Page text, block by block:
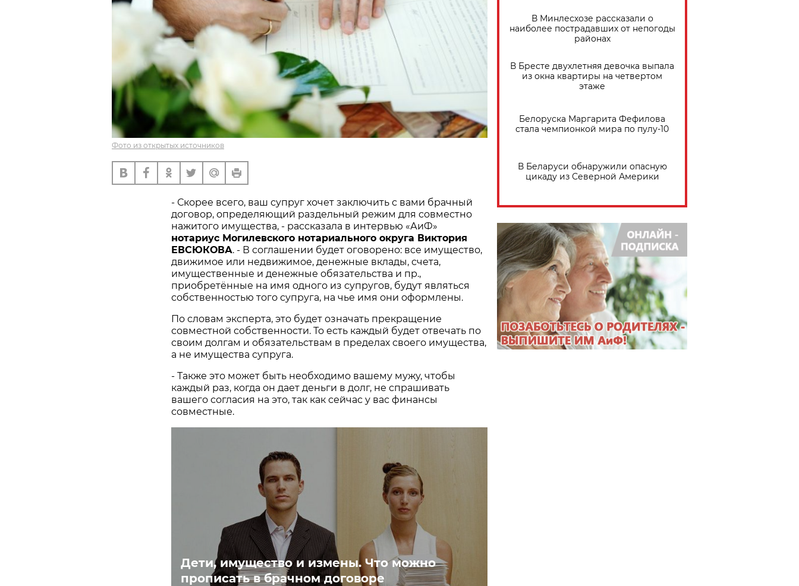
Фото из открытых источников
- Скорее всего, ваш супруг хочет заключить с вами брачный
договор, определяющий раздельный режим для совместно
нажитого имущества, - рассказала в интервью «АиФ»
нотариус Могилевского нотариального округа Виктория
ЕВСЮКОВА. - В соглашении будет оговорено: все имущество,
движимое или недвижимое, денежные вклады, счета,
имущественные и денежные обязательства и пр.,
приобретённые на имя одного из супругов, будут являться
собственностью того супруга, на чье имя они оформлены.
По словам эксперта, это будет означать прекращение
совместной собственности. То есть каждый будет отвечать по
своим долгам и обязательствам в пределах своего имущества,
а не имущества супруга.
- Также это может быть необходимо вашему мужу, чтобы
каждый раз, когда он дает деньги в долг, не спрашивать
вашего согласия на это, так как сейчас у вас финансы
совместные.
Дети, имущество и измены. Что можно
прописать в брачном договоре
В Минлесхозе рассказали о
наиболее пострадавших от непогоды
районах
В Бресте двухлетняя девочка выпала
из окна квартиры на четвертом
этаже
Белоруска Маргарита Фефилова
стала чемпионкой мира по пулу-10
В Беларуси обнаружили опасную
цикаду из Северной Америки